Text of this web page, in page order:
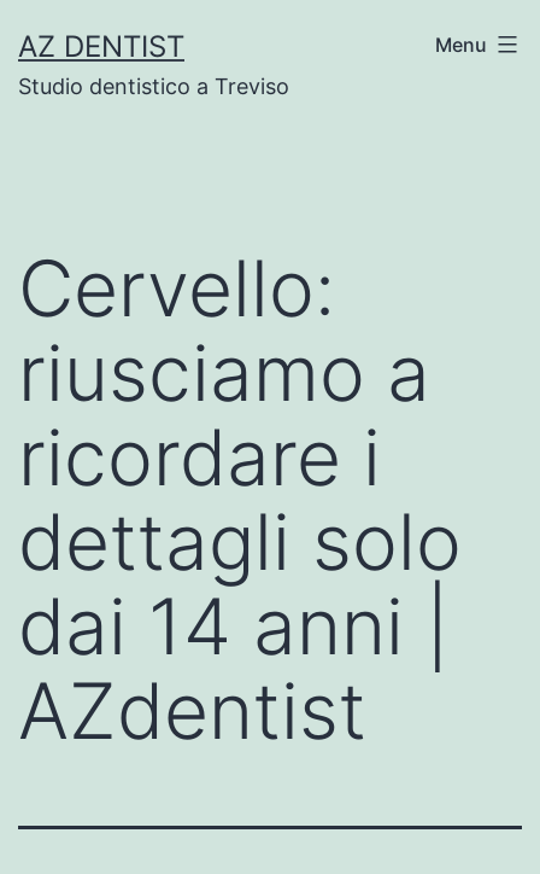
to
content
AZ DENTIST
Studio dentistico a Treviso
Menu
Cervello:
riusciamo a
ricordare i
dettagli solo
dai 14 anni |
AZdentist